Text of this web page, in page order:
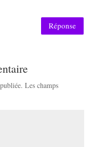
Réponse
Les champs